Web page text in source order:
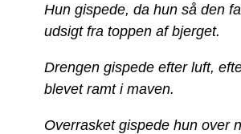
Hun gispede, da hun så den
udsigt fra toppen af bjerget.
Drengen gispede efter luft,
blevet ramt i maven.
Overrasket gispede hun over